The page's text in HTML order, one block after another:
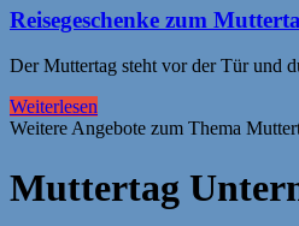
Reisegeschenke zum
Der Muttertag steht vor der Tür und
Weiterlesen
Weitere Angebote zum Thema
Muttertag